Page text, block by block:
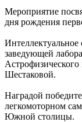
Мероприятие
дня рождения
Интеллектуальное
заведующей
Шестаковой.
Наградой
легкомоторном
Южной столицы.